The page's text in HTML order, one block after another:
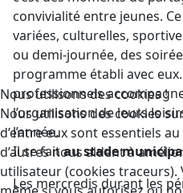
convivialité entre jeunes.
variées, culturelles,
ou demi-journée, des
programme établi avec
professionnels
l’organisation de leurs
l’année.
Il se faitau stade
Les mercredis durant les
Nous utilisons des cookies !
Nous utilisons des cookies
d’entre eux sont essentiels
d’autres nous aident à
utilisateur (cookies traceurs).